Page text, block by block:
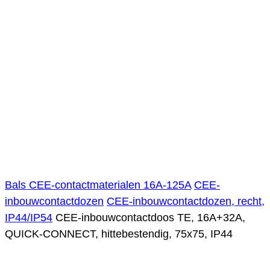
Bals CEE-contactmaterialen 16A-125A CEE-
inbouwcontactdozen CEE-inbouwcontactdozen, recht,
IP44/IP54 CEE-inbouwcontactdoos TE, 16A+32A,
QUICK-CONNECT, hittebestendig, 75x75, IP44